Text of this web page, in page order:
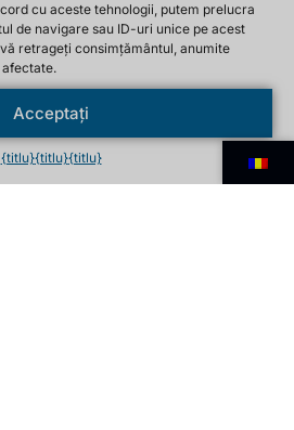
cu aceste tehnologii, putem prelucra
de navigare sau ID-uri unice pe acest
retrageți consimțământul, anumite
Acceptați
{titlu}{titlu}{titlu}